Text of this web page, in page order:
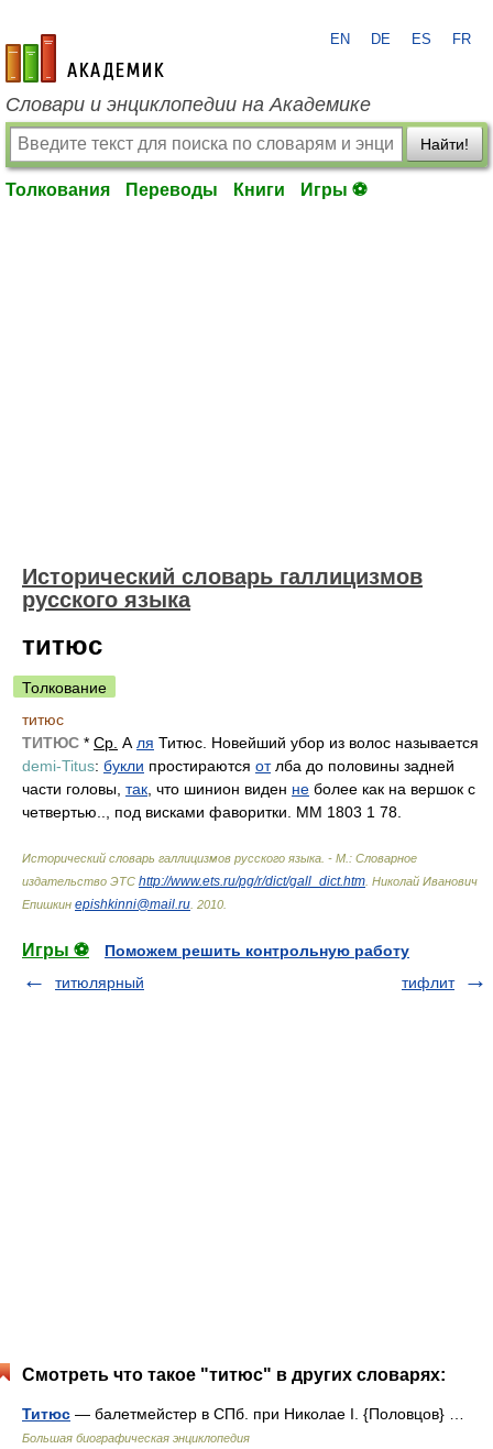
academic.ru
EN DE ES FR
Словари и энциклопедии на Академике
Найти!
Толкования Переводы Книги Игры ⚽
Исторический словарь галлицизмов
русского языка
титюс
Толкование
титюс
ТИТЮС * Ср. А ля Титюс. Новейший убор из волос называется
demi-Titus: букли простираются отлба до половины задней
части головы, так , что шинион виден не более как на вершок с
четвертью.., под висками фаворитки. ММ 1803 1 78.
Исторический словарь галлицизмов русского языка. - М.: Словарное
издательство ЭТС http://www.ets.ru/pg/r/dict/gall_dict.htm Николай Иванович
Епишкин epishkinni@mail.ru 2010
Игры ⚽
Поможем решить контрольную работу
титюлярный
тифлит
Смотреть что такое "титюс" в других словарях:
Титюс — балетмейстер в СПб. при Николае I. {Половцов} …
Большая биографическая энциклопедия